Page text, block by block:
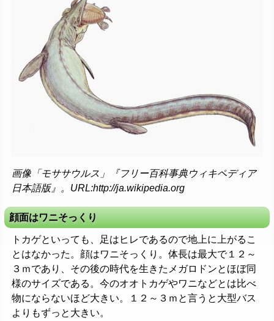
画像「モササウルス」『フリー百科事典ウィキペディア
日本語版』。URL:http://ja.wikipedia.org
顔面はワニそっくり
トカゲといっても、足はヒレであるので地上に上がるこ
とはなかった。顔はワニそっくり。体長は最大で１２～
３ｍであり、その後の時代を生きたメガロドンとほぼ同
様のサイズである。今のオオトカゲやワニなどとは比べ
物にならないほど大きい。１２～３ｍと言うと大型バス
よりもずっと大きい。